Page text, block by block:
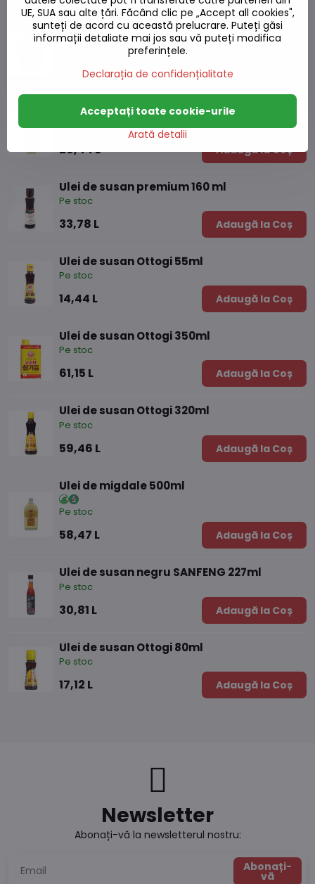
Ulei de nucă de cocos 100% pur 500ml
31,57 L Adaugă la Coș
Ulei wok 500ml
Pe stoc
26,44 L Adaugă la Coș
Ulei de susan premium 160 ml
Pe stoc
33,78 L Adaugă la Coș
Ulei de susan Ottogi 55ml
Pe stoc
14,44 L Adaugă la Coș
Ulei de susan Ottogi 350ml
Pe stoc
61,15 L Adaugă la Coș
Ulei de susan Ottogi 320ml
Pe stoc
59,46 L Adaugă la Coș
Ulei de migdale 500ml
Pe stoc
58,47 L Adaugă la Coș
Ulei de susan negru SANFENG 227ml
Pe stoc
30,81 L Adaugă la Coș
Ulei de susan Ottogi 80ml
Pe stoc
17,12 L Adaugă la Coș
Newsletter
Abonați-vă la newsletterul nostru:
Abonați-
vă
UE, SUA sau alte țări. Făcând clic pe „Accept all cookies",
sunteți de acord cu această prelucrare. Puteți găsi
informații detaliate mai jos sau vă puteți modifica
preferințele.
Declarația de confidențialitate
Arată detalii
Acceptați toate cookie-urile